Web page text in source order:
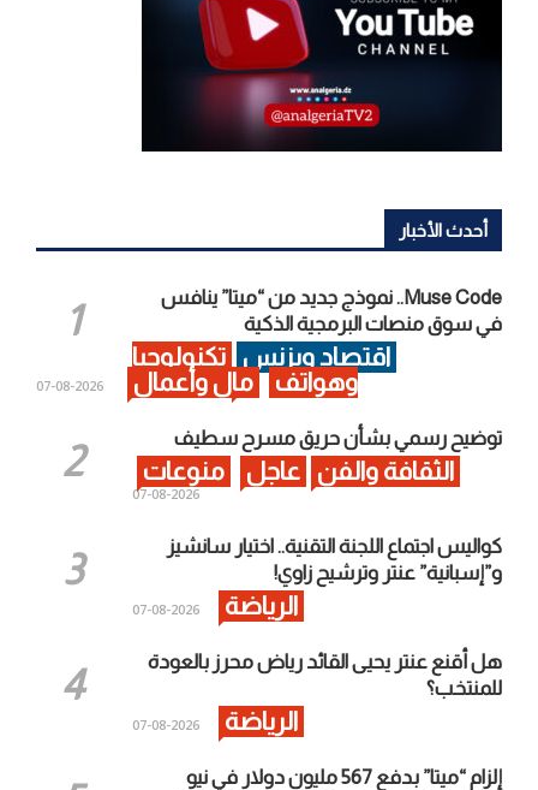
أحدث الأخبار
Muse Code.. نموذج جديد من “ميتا” ينافس
في سوق منصات البرمجية الذكية
اقتصاد وبزنس
تكنولوجيا
وهواتف
مال وأعمال 2026-08-07
توضيح رسمي بشأن حريق مسرح سطيف
الثقافة والفن عاجل منوعات
2026-08-07
كواليس اجتماع اللجنة التقنية.. اختيار سانشيز
و”إسبانية” عنتر وترشيح زاوي!
الرياضة 2026-08-07
هل أقنع عنتر يحيى القائد رياض محرز بالعودة
للمنتخب؟
الرياضة 2026-08-07
إلزام “ميتا” بدفع 567 مليون دولار في نيو